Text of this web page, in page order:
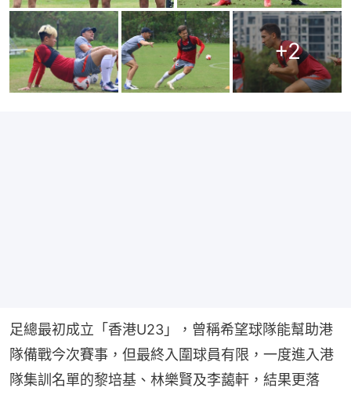
+2
足總最初成立「香港U23」，曾稱希望球隊能幫助港
隊備戰今次賽事，但最終入圍球員有限，一度進入港
隊集訓名單的黎培基、林樂賢及李藹軒，結果更落